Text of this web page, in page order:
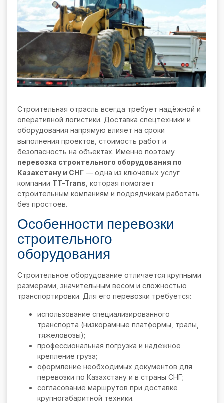
Строительная отрасль всегда требует надёжной и
оперативной логистики. Доставка спецтехники и
оборудования напрямую влияет на сроки
выполнения проектов, стоимость работ и
безопасность на объектах. Именно поэтому
перевозка строительного оборудования по
Казахстану и СНГ — одна из ключевых услуг
компании TT-Trans , которая помогает
строительным компаниям и подрядчикам работать
без простоев.
Особенности перевозки
строительного
оборудования
Строительное оборудование отличается крупными
размерами, значительным весом и сложностью
транспортировки. Для его перевозки требуется:
использование специализированного
транспорта (низкорамные платформы, тралы,
тяжеловозы);
профессиональная погрузка и надёжное
крепление груза;
оформление необходимых документов для
перевозки по Казахстану и в страны СНГ;
согласование маршрутов при доставке
крупногабаритной техники.